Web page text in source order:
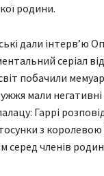
родини.
дали інтервʼю
серіал
побачили
мали негативні
Гаррі
з
серед членів